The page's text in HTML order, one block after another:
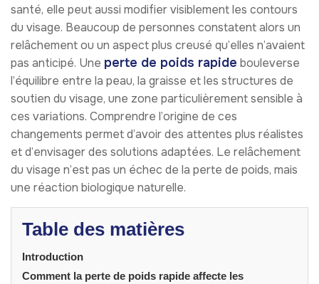
santé, elle peut aussi modifier visiblement les contours
du visage. Beaucoup de personnes constatent alors un
relâchement ou un aspect plus creusé qu’elles n’avaient
pas anticipé. Une perte de poids rapide bouleverse
l’équilibre entre la peau, la graisse et les structures de
soutien du visage, une zone particulièrement sensible à
ces variations. Comprendre l’origine de ces
changements permet d’avoir des attentes plus réalistes
et d’envisager des solutions adaptées. Le relâchement
du visage n’est pas un échec de la perte de poids, mais
une réaction biologique naturelle.
Table des matières
Introduction
Comment la perte de poids rapide affecte les